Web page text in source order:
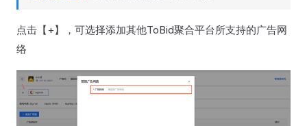
点击【+】，可选择添加其他ToBid聚合平台所支持的广告网
络